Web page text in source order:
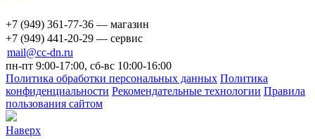
+7 (949) 361-77-36 — магазин
+7 (949) 441-20-29 — сервис
mail@cc-dn.ru
пн-пт 9:00-17:00, сб-вс 10:00-16:00
Политика обработки персональных данных Политика
конфиденциальности Рекомендательные технологии Правила
пользования сайтом
Наверх